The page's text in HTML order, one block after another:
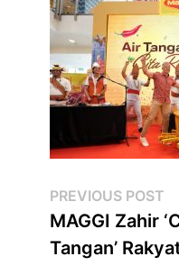
Post
navigation
PREVIOUS POST
MAGGI Zahir
Tangan’